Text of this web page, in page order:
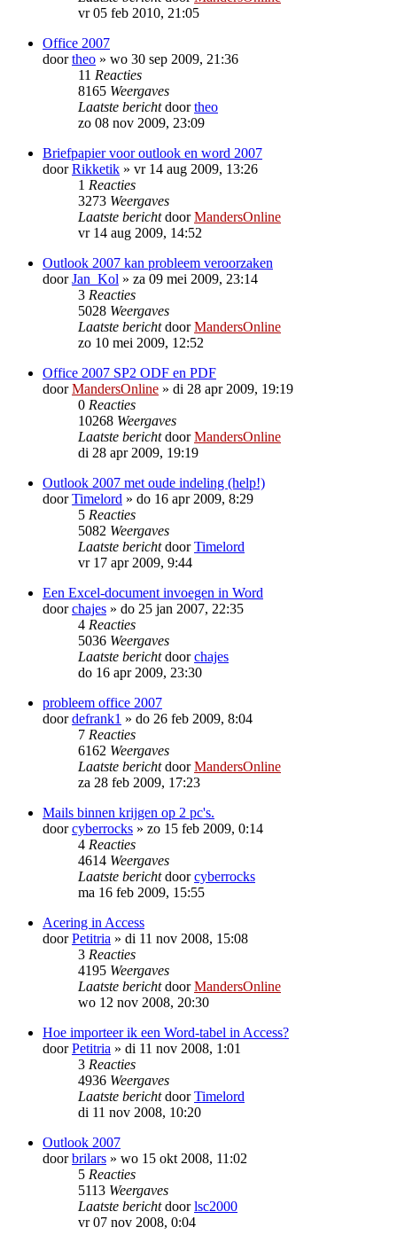
vr 05 feb 2010, 21:05
Office 2007
doortheo » wo 30 sep 2009, 21:36
11 Reacties
8165 Weergaves
Laatste berichtdoortheo
zo 08 nov 2009, 23:09
Briefpapier voor outlook en word 2007
doorRikketik » vr 14 aug 2009, 13:26
1 Reacties
3273 Weergaves
Laatste berichtdoorMandersOnline
vr 14 aug 2009, 14:52
Outlook 2007 kan probleem veroorzaken
doorJan_Kol » za 09 mei 2009, 23:14
3 Reacties
5028 Weergaves
Laatste berichtdoorMandersOnline
zo 10 mei 2009, 12:52
Office 2007 SP2 ODF en PDF
doorMandersOnline » di 28 apr 2009, 19:19
0 Reacties
10268 Weergaves
Laatste berichtdoorMandersOnline
di 28 apr 2009, 19:19
Outlook 2007 met oude indeling (help!)
doorTimelord » do 16 apr 2009, 8:29
5 Reacties
5082 Weergaves
Laatste berichtdoorTimelord
vr 17 apr 2009, 9:44
Een Excel-document invoegen in Word
doorchajes » do 25 jan 2007, 22:35
4 Reacties
5036 Weergaves
Laatste berichtdoorchajes
do 16 apr 2009, 23:30
probleem office 2007
doordefrank1 » do 26 feb 2009, 8:04
7 Reacties
6162 Weergaves
Laatste berichtdoorMandersOnline
za 28 feb 2009, 17:23
Mails binnen krijgen op 2 pc's.
doorcyberrocks » zo 15 feb 2009, 0:14
4 Reacties
4614 Weergaves
Laatste berichtdoorcyberrocks
ma 16 feb 2009, 15:55
Acering in Access
doorPetitria » di 11 nov 2008, 15:08
3 Reacties
4195 Weergaves
Laatste berichtdoorMandersOnline
wo 12 nov 2008, 20:30
Hoe importeer ik een Word-tabel in Access?
doorPetitria » di 11 nov 2008, 1:01
3 Reacties
4936 Weergaves
Laatste berichtdoorTimelord
di 11 nov 2008, 10:20
Outlook 2007
doorbrilars » wo 15 okt 2008, 11:02
5 Reacties
5113 Weergaves
Laatste berichtdoorlsc2000
vr 07 nov 2008, 0:04